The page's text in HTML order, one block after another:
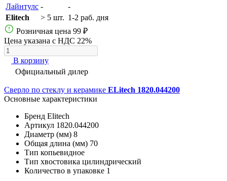
Лайнтулс -
-
Elitech
> 5 шт. 1-2 раб. дня
Розничная цена 99 ₽
Цена указана с НДС 22%
В корзину
Официальный дилер
Сверло по стеклу и керамике ELitech 1820.044200
Основные характеристики
Бренд Elitech
Артикул 1820.044200
Диаметр (мм) 8
Общая длина (мм) 70
Тип копьевидное
Тип хвостовика цилиндрический
Количество в упаковке 1